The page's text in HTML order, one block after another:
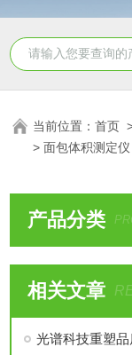
当前位置：首页
> 面包体积测定仪
产品分类
相关文章